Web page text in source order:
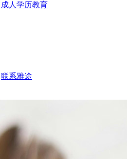
成人学历教育
联系雅途